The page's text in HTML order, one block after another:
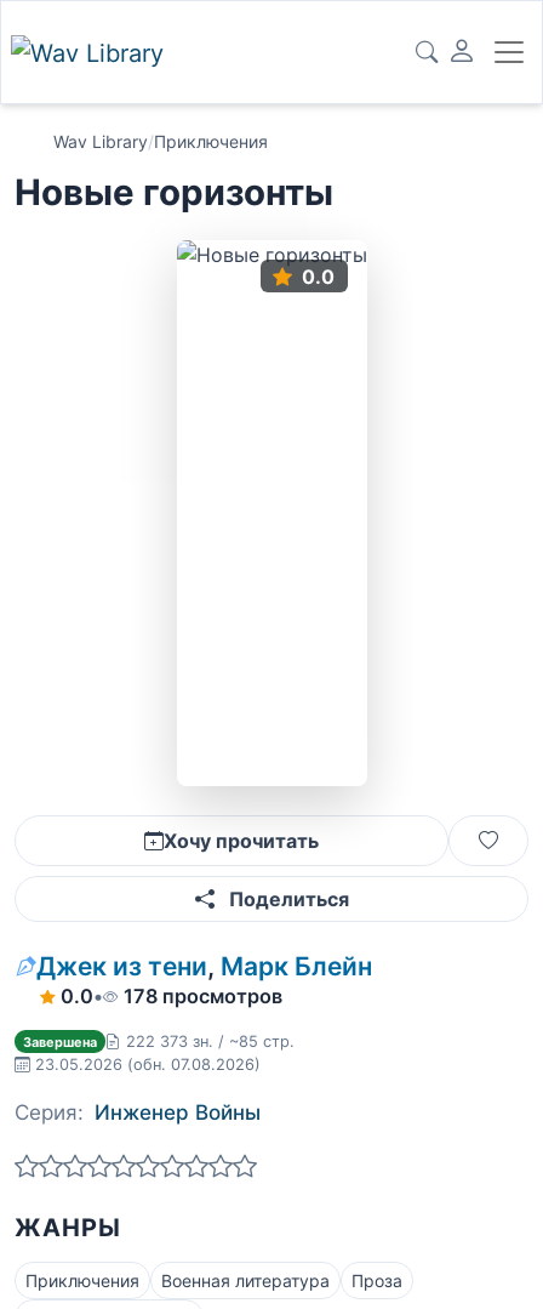
Wav Library/Приключения
Новые горизонты
0.0
Хочу прочитать
Поделиться
Джек из тени, Марк Блейн
0.0• 178 просмотров
Завершена
222 373 зн. / ~85 стр.
23.05.2026 (обн. 07.08.2026)
Серия: Инженер Войны
ЖАНРЫ
Приключения Военная литература
Проза